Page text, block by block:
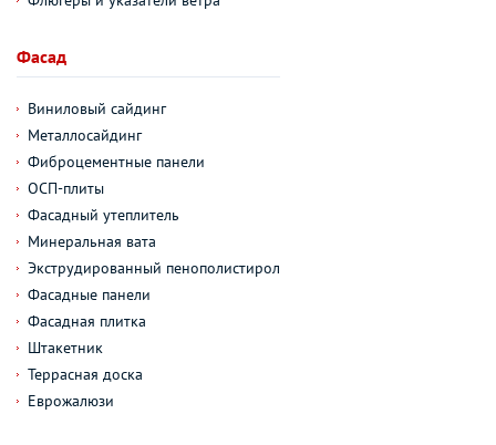
Фасад
Виниловый сайдинг
Металлосайдинг
Фиброцементные панели
ОСП-плиты
Фасадный утеплитель
Минеральная вата
Экструдированный пенополистирол
Фасадные панели
Фасадная плитка
Штакетник
Террасная доска
Еврожалюзи